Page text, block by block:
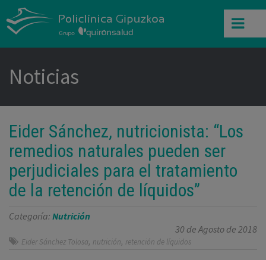
Noticias
Eider Sánchez, nutricionista: “Los
remedios naturales pueden ser
perjudiciales para el tratamiento
de la retención de líquidos”
Categoría: Nutrición
30 de Agosto de 2018
Eider Sánchez Tolosa, nutrición, retención de líquidos